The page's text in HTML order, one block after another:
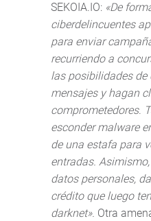
SEKOIA.IO: «De
ciberdelincuentes
para enviar
recurriendo a
las posibilidades de
mensajes y hagan
comprometedores.
esconder malware
de una estafa para
entradas.
datos personales,
crédito que luego
darknet». Otra